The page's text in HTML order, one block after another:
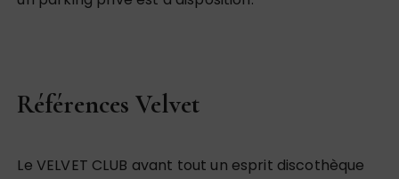
Références Velvet
Le VELVET CLUB avant tout un esprit discothèque